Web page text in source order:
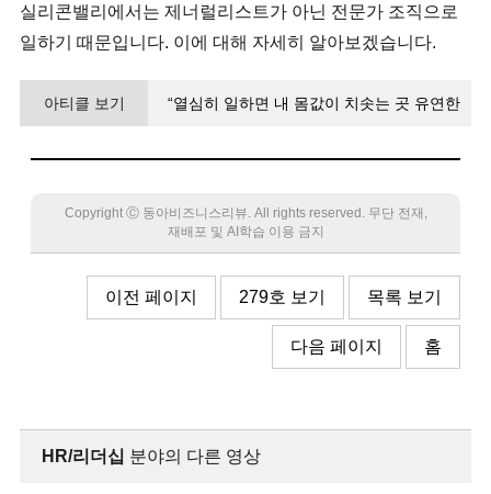
실리콘밸리에서는 제너럴리스트가 아닌 전문가 조직으로
일하기 때문입니다. 이에 대해 자세히 알아보겠습니다.
아티클 보기
“열심히 일하면 내 몸값이 치솟는 곳 유연한
Copyright Ⓒ 동아비즈니스리뷰. All rights reserved. 무단 전재,
재배포 및 AI학습 이용 금지
이전 페이지 279호 보기 목록 보기
다음 페이지 홈
HR/리더십 분야의 다른 영상